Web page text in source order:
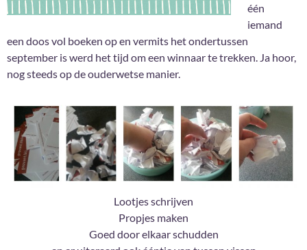
één
iemand
een doos vol boeken op en vermits het ondertussen
september is werd het tijd om een winnaar te trekken. Ja hoor,
nog steeds op de ouderwetse manier.
Lootjes schrijven
Propjes maken
Goed door elkaar schudden